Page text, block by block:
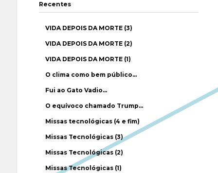
Recentes
VIDA DEPOIS DA MORTE (3)
VIDA DEPOIS DA MORTE (2)
VIDA DEPOIS DA MORTE (1)
O clima como bem público…
Fui ao Gato Vadio…
O equívoco chamado Trump…
Missas tecnológicas (4 e fim)
Missas Tecnológicas (3)
Missas Tecnológicas (2)
Missas Tecnológicas (1)